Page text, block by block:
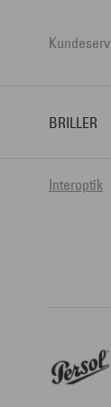
BRILLER
Interoptik